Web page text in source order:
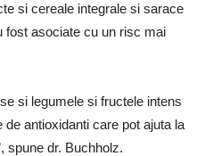
si cereale integrale si sarace
fost asociate cu un risc mai
si legumele si fructele intens
antioxidanti care pot ajuta la
spune dr. Buchholz.